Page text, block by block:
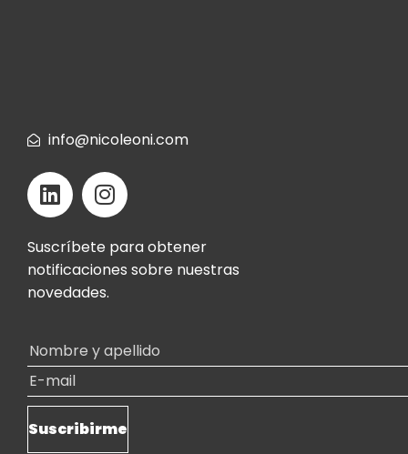
info@nicoleoni.com
Suscríbete para obtener
notificaciones sobre nuestras
novedades.
Alternative: